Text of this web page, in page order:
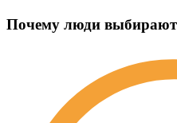
Почему люди выбирают